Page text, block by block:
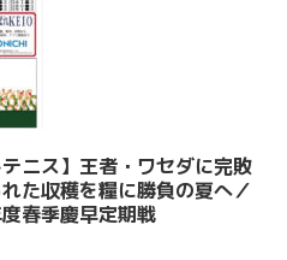
テニス】王者・ワセダに完敗
た収穫を糧に勝負の夏へ／
春季慶早定期戦